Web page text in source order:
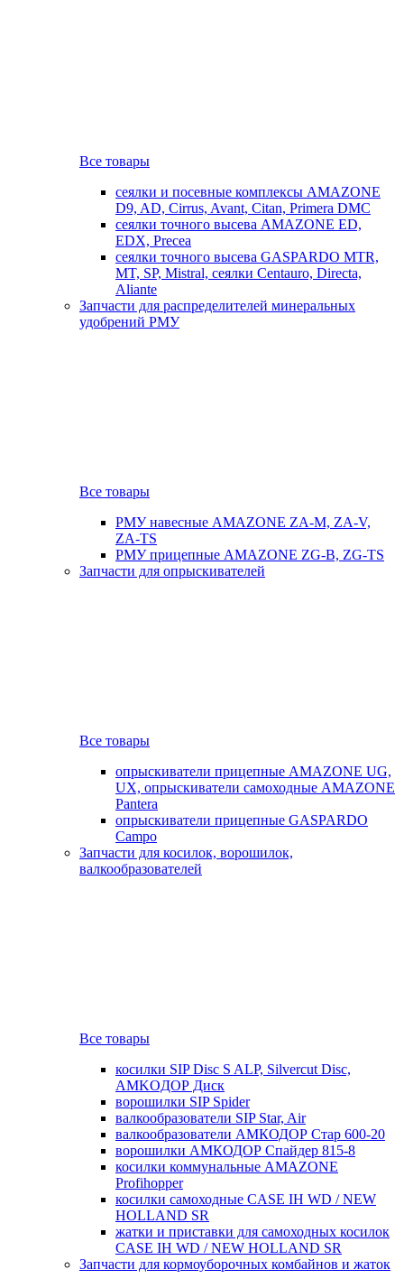
Все товары
сеялки и посевные комплексы AMAZONE
D9, AD, Cirrus, Avant, Citan, Primera DMC
сеялки точного высева AMAZONE ED,
EDX, Precea
сеялки точного высева GASPARDO MTR,
MT, SP, Mistral, сеялки Centauro, Directa,
Aliante
Запчасти для распределителей минеральных
удобрений РМУ
Все товары
РМУ навесные AMAZONE ZA-M, ZA-V,
ZA-TS
РМУ прицепные AMAZONE ZG-B, ZG-TS
Запчасти для опрыскивателей
Все товары
опрыскиватели прицепные AMAZONE UG,
UX, опрыскиватели самоходные AMAZONE
Pantera
опрыскиватели прицепные GASPARDO
Campo
Запчасти для косилок, ворошилок,
валкообразователей
Все товары
косилки SIP Disc S ALP, Silvercut Disc,
AMKOДОР Диск
ворошилки SIP Spider
валкообразователи SIP Star, Air
валкообразователи АМКОДОР Стар 600-20
ворошилки АМКОДОР Спайдер 815-8
косилки коммунальные AMAZONE
Profihopper
косилки самоходные CASE IH WD / NEW
HOLLAND SR
жатки и приставки для самоходных косилок
CASE IH WD / NEW HOLLAND SR
Запчасти для кормоуборочных комбайнов и жаток